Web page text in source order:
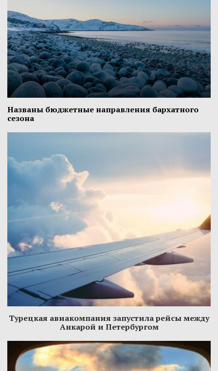
Названы бюджетные направления бархатного
сезона
Турецкая авиакомпания запустила рейсы между
Анкарой и Петербургом